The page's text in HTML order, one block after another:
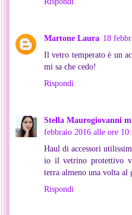
Martone Laura 18
Il vetro temperato è un
mi sa che cedo!
Rispondi
Stella Maurogiovanni
febbraio 2016 alle ore
Haul di accessori
io il vetrino protettivo
terra almeno una volta al
Rispondi